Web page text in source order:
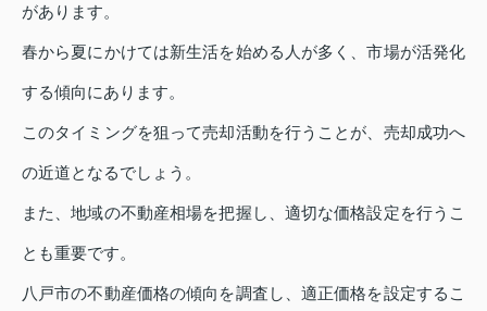
があります。
春から夏にかけては新生活を始める人が多く、市場が活発化
する傾向にあります。
このタイミングを狙って売却活動を行うことが、売却成功へ
の近道となるでしょう。
また、地域の不動産相場を把握し、適切な価格設定を行うこ
とも重要です。
八戸市の不動産価格の傾向を調査し、適正価格を設定するこ